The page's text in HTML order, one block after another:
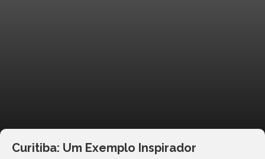
Curitiba: Um Exemplo Inspirador